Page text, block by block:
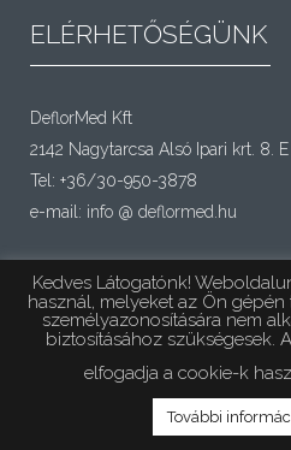
ELÉRHETŐSÉGÜNK
DeflorMed Kft
2142 Nagytarcsa Alsó Ipari krt. 8. E
Tel: +36/30-950-3878
e-mail: info @ deflormed.hu
© 2013 |AttikaSites|
©
Kedves Látogatónk!
használ, melyeket az Ön
személyazonosítására nem
biztosításához szükségesek.
elfogadja a cookie-k
További